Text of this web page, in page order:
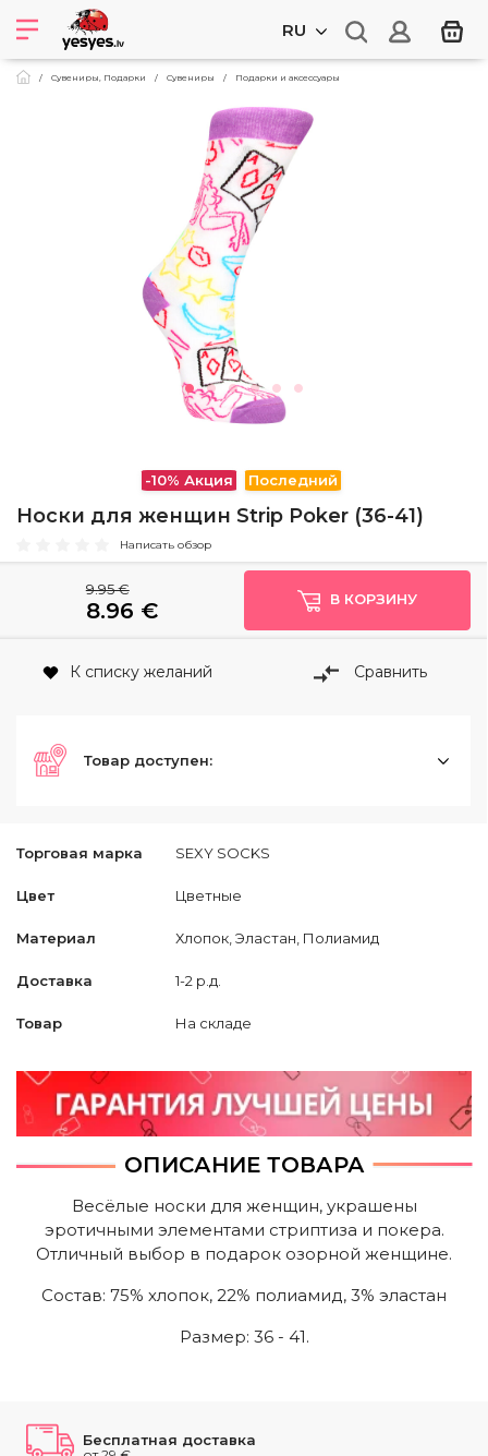
RU
Сувениры, Подарки Cувениры Подарки и аксессуары
-10% Акция Последний
Носки для женщин Strip Poker (36-41)
Написать обзор
Торговая марка SEXY SOCKS
Цвет Цветные
Материал Хлопок, Эластан, Полиамид
Доставка 1-2 р.д.
Товар На складе
9.95 €
8.96 € В КОРЗИНУ
К списку желаний Сравнить
Товар доступен:
ОПИСАНИЕ ТОВАРА
Весёлые носки для женщин, украшены
эротичными элементами стриптиза и покера.
Отличный выбор в подарок озорной женщине.
Состав: 75% хлопок, 22% полиамид, 3% эластан
Размер: 36 - 41.
Бесплатная доставка